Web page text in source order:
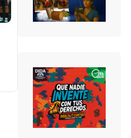
INTERNACIONALES
las nuevas reglas
para venderlo,
donarlo o
heredarlo